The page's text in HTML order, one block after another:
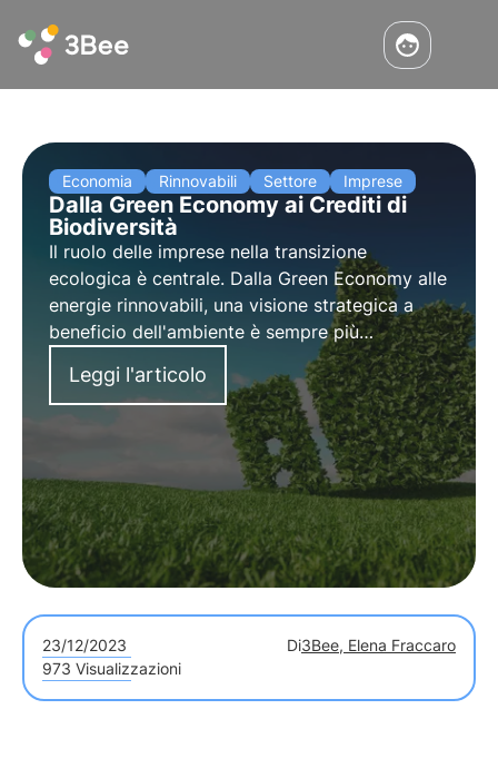
Economia Rinnovabili Settore Imprese
Dalla Green Economy ai Crediti di
Biodiversità
Il ruolo delle imprese nella transizione
ecologica è centrale. Dalla Green Economy alle
energie rinnovabili, una visione strategica a
beneficio dell'ambiente è sempre più
importante. In questo contesto si inseriscono i
crediti di biodiversità, un nuovo fondamentale
strumento per le aziende.
Leggi l'articolo
23/12/2023 Di3Bee, Elena Fraccaro
973 Visualizzazioni